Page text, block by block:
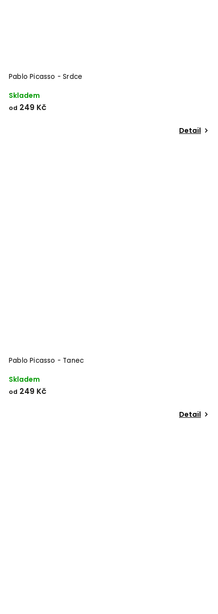
Pablo Picasso - Srdce
Skladem
od 249 Kč
Detail
Pablo Picasso - Tanec
Skladem
od 249 Kč
Detail